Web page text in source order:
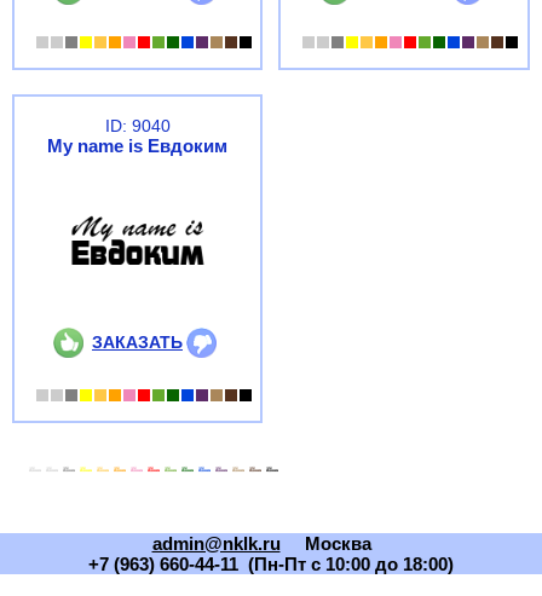
ID: 9040
My name is Евдоким
ЗАКАЗАТЬ
admin@nklk.ru
Москва
+7 (963) 660-44-11 (Пн-Пт с 10:00 до 18:00)